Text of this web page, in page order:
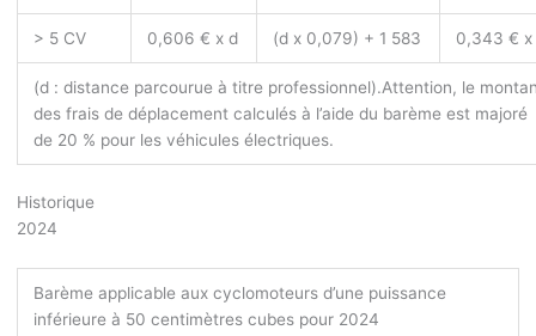
> 5 CV 0,606 € x d (d x 0,079) + 1 583 0,343 € x
(d : distance parcourue à titre professionnel).Attention, le
des frais de déplacement calculés à l’aide du barème est majoré
de 20 % pour les véhicules électriques.
Historique
2024
Barème applicable aux cyclomoteurs d’une puissance
inférieure à 50 centimètres cubes pour 2024